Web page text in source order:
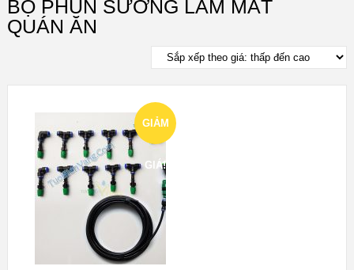
BỘ PHUN SƯƠNG LÀM MÁT
QUÁN ĂN
GIẢM
GIÁ!